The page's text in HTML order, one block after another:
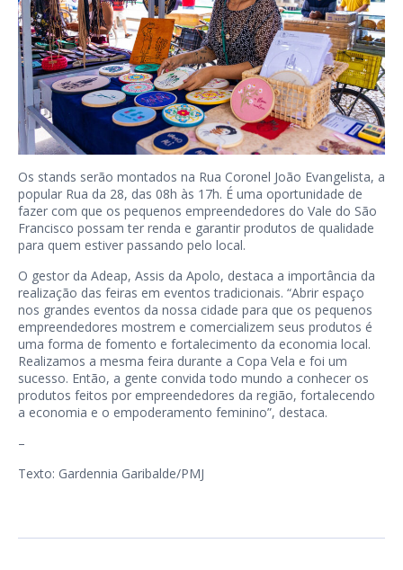
Os stands serão montados na Rua Coronel João Evangelista, a
popular Rua da 28, das 08h às 17h. É uma oportunidade de
fazer com que os pequenos empreendedores do Vale do São
Francisco possam ter renda e garantir produtos de qualidade
para quem estiver passando pelo local.
O gestor da Adeap, Assis da Apolo, destaca a importância da
realização das feiras em eventos tradicionais. “Abrir espaço
nos grandes eventos da nossa cidade para que os pequenos
empreendedores mostrem e comercializem seus produtos é
uma forma de fomento e fortalecimento da economia local.
Realizamos a mesma feira durante a Copa Vela e foi um
sucesso. Então, a gente convida todo mundo a conhecer os
produtos feitos por empreendedores da região, fortalecendo
a economia e o empoderamento feminino”, destaca.
–
Texto: Gardennia Garibalde/PMJ